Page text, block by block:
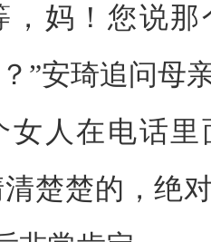
，妈！您说
”安琦追问母
女人在电话
楚楚的，绝